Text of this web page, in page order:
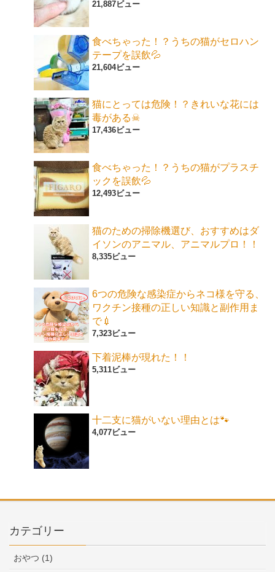
21,887ビュー
食べちゃった！？うちの猫がセロハン
テープを誤飲💦
21,604ビュー
猫にとっては危険！？きれいな花には
毒がある☠
17,436ビュー
食べちゃった！？うちの猫がプラスチ
ックを誤飲💦
12,493ビュー
猫のための掃除機選び、おすすめはダ
イソンのアニマル、アニマルプロ！！
8,335ビュー
6つの危険な感染症からネコ様を守る、
ワクチン接種の正しい知識と副作用ま
で💉
7,323ビュー
下着泥棒が現れた！！
5,311ビュー
十二支に猫がいない理由とは🐾
4,077ビュー
カテゴリー
おやつ (1)